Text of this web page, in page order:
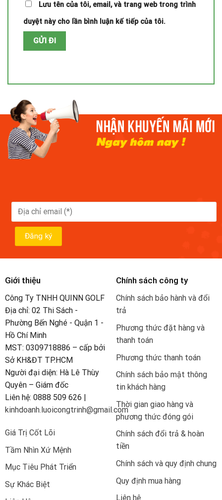
Lưu tên của tôi, email, và trang web trong trình
duyệt này cho lần bình luận kế tiếp của tôi.
Giới thiệu
Công Ty TNHH QUINN GOLF
Địa chỉ: 02 Thi Sách -
Phường Bến Nghé - Quận 1 -
Hồ Chí Minh
MST: 0309718886 – cấp bởi
Sở KH&ĐT TP.HCM
Người đại diện: Hà Lê Thùy
Quyên – Giám đốc
Liên hệ: 0888 509 626 |
kinhdoanh.luoicongtrinh@gmail.com
Giá Trị Cốt Lõi
Tầm Nhìn Xứ Mệnh
Mục Tiêu Phát Triển
Sự Khác Biệt
Chính sách công ty
Chính sách bảo hành và đổi
trả
Phương thức đặt hàng và
thanh toán
Phương thức thanh toán
Chính sách bảo mật thông
tin khách hàng
Thời gian giao hàng và
phương thức đóng gói
Chính sách đổi trả & hoàn
tiền
Chính sách và quy định chung
Quy định mua hàng
Liên hệ